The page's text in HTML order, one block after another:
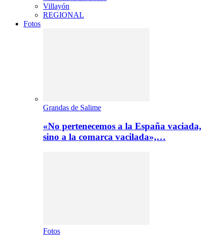
Villayón
REGIONAL
Fotos
Grandas de Salime
«No pertenecemos a la España vaciada,
sino a la comarca vacilada»,…
Fotos